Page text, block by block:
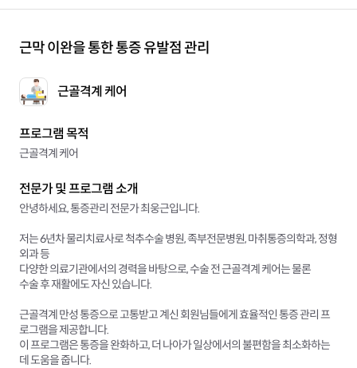
근막 이완을 통한 통증 유발점 관리
근골격계 케어
프로그램 목적
근골격계 케어
전문가 및 프로그램 소개
안녕하세요, 통증관리 전문가 최웅근입니다.
저는 6년차 물리치료사로 척추수술 병원, 족부전문병원, 마취통증의학과, 정형
외과 등
다양한 의료기관에서의 경력을 바탕으로, 수술 전 근골격계 케어는 물론
수술 후 재활에도 자신 있습니다.
근골격계 만성 통증으로 고통받고 계신 회원님들에게 효율적인 통증 관리 프
로그램을 제공합니다.
이 프로그램은 통증을 완화하고, 더 나아가 일상에서의 불편함을 최소화하는
데 도움을 줍니다.